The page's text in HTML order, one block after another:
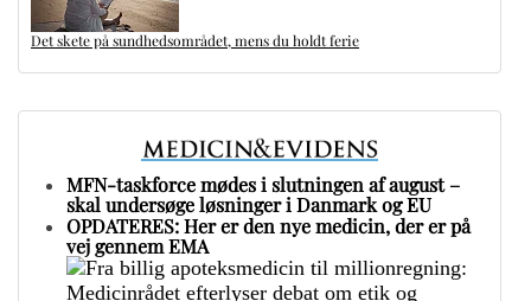
Det skete på sundhedsområdet, mens du holdt ferie
MFN-taskforce mødes i slutningen af august –
skal undersøge løsninger i Danmark og EU
OPDATERES: Her er den nye medicin, der er på
vej gennem EMA